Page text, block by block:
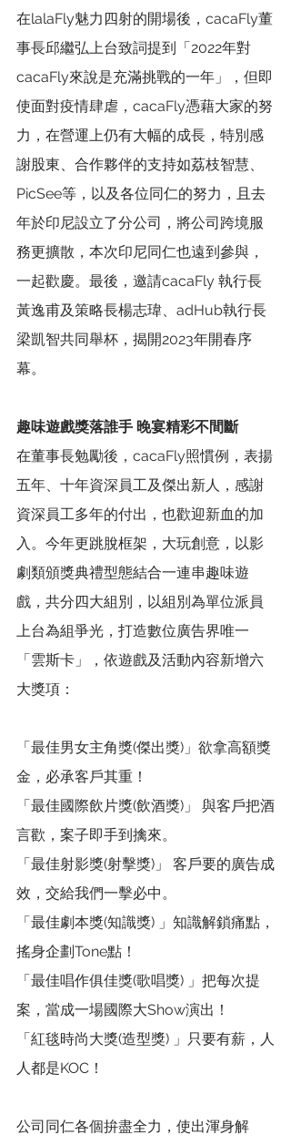
在lalaFly魅力四射的開場後，cacaFly董
事長邱繼弘上台致詞提到「2022年對
cacaFly來說是充滿挑戰的一年」，但即
使面對疫情肆虐，cacaFly憑藉大家的努
力，在營運上仍有大幅的成長，特別感
謝股東、合作夥伴的支持如荔枝智慧、
PicSee等，以及各位同仁的努力，且去
年於印尼設立了分公司，將公司跨境服
務更擴散，本次印尼同仁也遠到參與，
一起歡慶。最後，邀請cacaFly 執行長
黃逸甫及策略長楊志瑋、adHub執行長
梁凱智共同舉杯，揭開2023年開春序
幕。
趣味遊戲獎落誰手 晚宴精彩不間斷
在董事長勉勵後，cacaFly照慣例，表揚
五年、十年資深員工及傑出新人，感謝
資深員工多年的付出，也歡迎新血的加
入。今年更跳脫框架，大玩創意，以影
劇類頒獎典禮型態結合一連串趣味遊
戲，共分四大組別，以組別為單位派員
上台為組爭光，打造數位廣告界唯一
「雲斯卡」，依遊戲及活動內容新增六
大獎項：
「最佳男女主角獎(傑出獎)」欲拿高額獎
金，必承客戶其重！
「最佳國際飲片獎(飲酒獎)」 與客戶把酒
言歡，案子即手到擒來。
「最佳射影獎(射擊獎)」 客戶要的廣告成
效，交給我們一擊必中。
「最佳劇本獎(知識獎) 」知識解鎖痛點，
搖身企劃Tone點！
「最佳唱作俱佳獎(歌唱獎) 」把每次提
案，當成一場國際大Show演出！
「紅毯時尚大獎(造型獎) 」只要有薪，人
人都是KOC！
公司同仁各個拚盡全力，使出渾身解